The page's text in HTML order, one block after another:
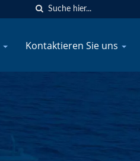
Kontaktieren Sie uns